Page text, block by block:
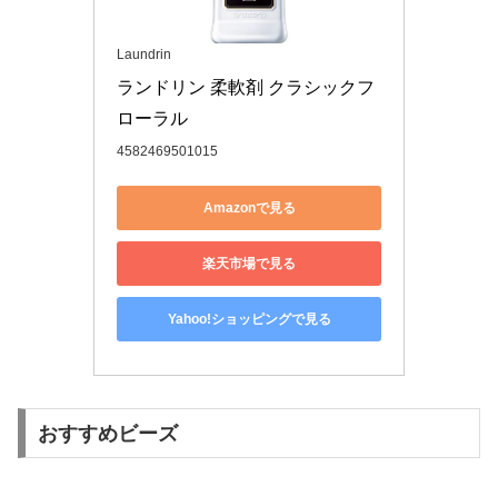
Laundrin
ランドリン 柔軟剤 クラシックフ
ローラル
4582469501015
Amazonで見る
楽天市場で見る
Yahoo!ショッピングで見る
おすすめビーズ